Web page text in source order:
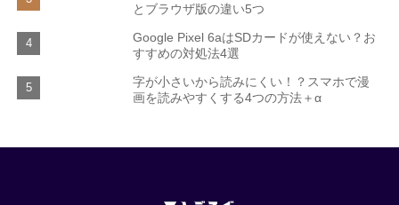
とブラウザ版の違い5つ
Google Pixel 6aはSDカードが使えない？お
すすめの対処法4選
字が小さいから読みにくい！？スマホで漫
画を読みやすくする4つの方法＋α